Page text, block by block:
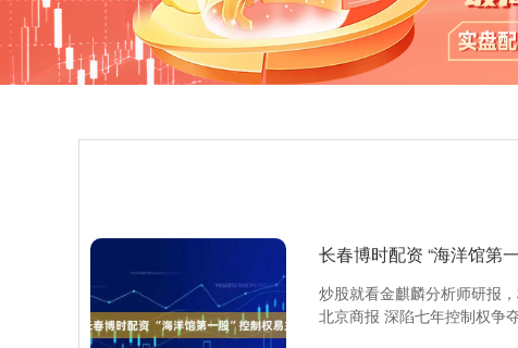
长春博时配资 “海洋馆第
炒股就看金麒麟分析师研报
北京商报 深陷七年控制权争